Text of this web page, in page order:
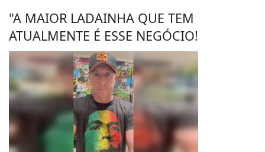
"A MAIOR LADAINHA QUE TEM
ATUALMENTE É ESSE NEGÓCIO!